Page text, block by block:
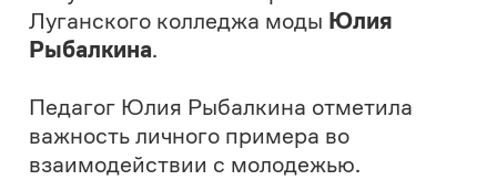
В рамках мероприятия состоялась питч-
сессия, посвященная социальному
финалистами и участниками проектов
президентской платформы «Россия –
страна возможностей», в работе групп